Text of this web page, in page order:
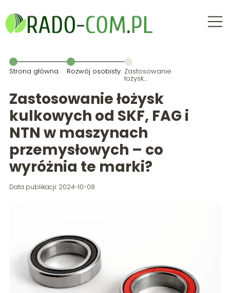
Strona główna Rozwój osobisty Zastosowanie
łożysk
SKF, FAG i NTN
w maszynach
przemysłowych
– co wyróżnia
te marki?
Zastosowanie łożysk
kulkowych od SKF, FAG i
NTN w maszynach
przemysłowych – co
wyróżnia te marki?
Data publikacji: 2024-10-08